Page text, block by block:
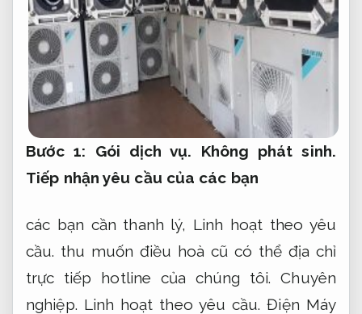
Bước 1: Gói dịch vụ.
Không phát sinh.
Tiếp nhận yêu cầu của các bạn
các bạn cần thanh lý, Linh hoạt theo yêu
cầu. thu muốn điều hoà cũ có thể địa chỉ
trực tiếp hotline của chúng tôi.Chuyên
nghiệp. Linh hoạt theo yêu cầu. Điện Máy